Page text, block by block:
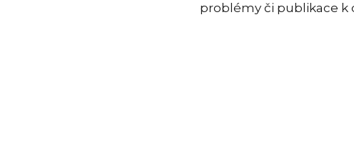
problémy či publikace